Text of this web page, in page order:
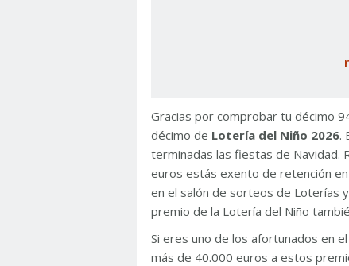
Gracias por comprobar tu décimo
décimo de Lotería del Niño 2026.
terminadas las fiestas de Navidad.
euros estás exento de retención
en el salón de sorteos de Loterías
premio de la Lotería del Niño
Si eres uno de los afortunados en el
más de 40.000 euros a estos